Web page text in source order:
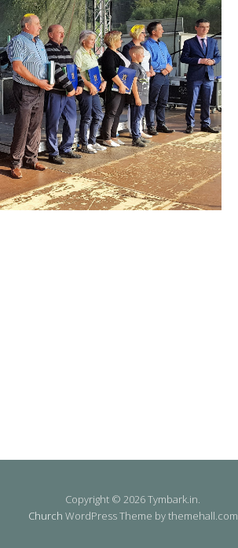
Copyright © 2026 Tymbark.in.
Church WordPress Theme by themehall.com